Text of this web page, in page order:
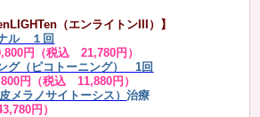
（エンライトンIII）】
ル １回
円（税込 21,780円）
グ（ピコトーニング） 1回
円（税込 11,880円）
メラノサイトーシス）治療
円）